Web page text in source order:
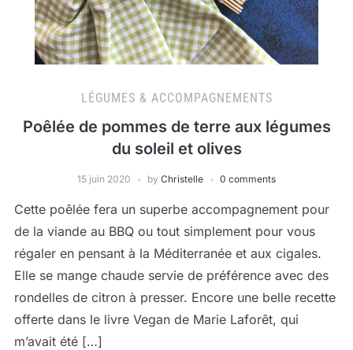
LÉGUMES & ACCOMPAGNEMENTS
Poêlée de pommes de terre aux légumes
du soleil et olives
15 juin 2020 by Christelle 0 comments
Cette poêlée fera un superbe accompagnement pour
de la viande au BBQ ou tout simplement pour vous
régaler en pensant à la Méditerranée et aux cigales.
Elle se mange chaude servie de préférence avec des
rondelles de citron à presser. Encore une belle recette
offerte dans le livre Vegan de Marie Laforêt, qui
m’avait été […]